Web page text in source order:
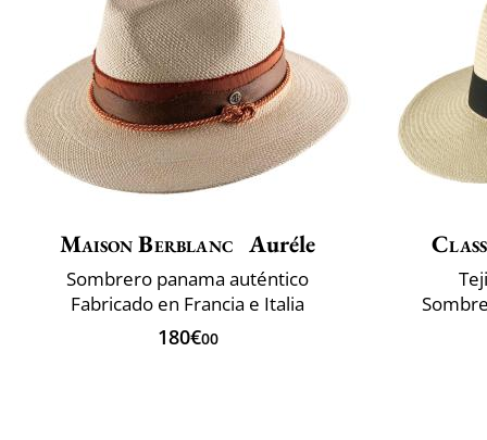
Maison Berblanc Auréle
Sombrero panama auténtico
Fabricado en Francia e Italia
180€00